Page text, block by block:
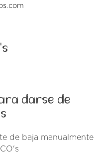
darse de
de baja manualmente